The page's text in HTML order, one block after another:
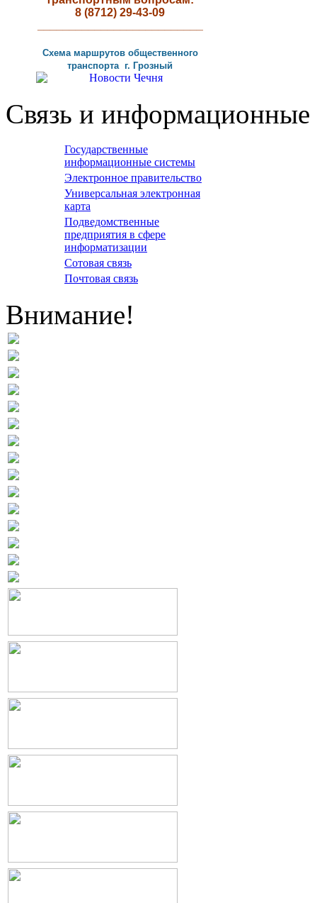
8 (8712) 29-43-09
Схема маршрутов общественного
транспорта г. Грозный
Связь и информационные
Государственные
информационные системы
Электронное правительство
Универсальная электронная
карта
Подведомственные
предприятия в сфере
информатизации
Сотовая связь
Почтовая связь
Внимание!